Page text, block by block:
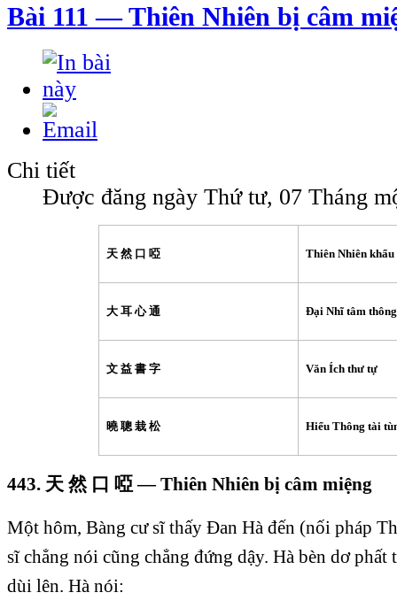
Bài 111 — Thiên Nhiên bị câm
Chi tiết
Được đăng ngày Thứ tư, 07 Tháng
天 然 口 啞 Thiên Nhiên khẩu
大 耳 心 通 Ðại Nhĩ tâm thông
文 益 書 字 Văn Ích thư tự
曉 聰 栽 松 Hiểu Thông tài
443. 天 然 口 啞 — Thiên Nhiên bị câm miệng
Một hôm, Bàng cư sĩ thấy Ðan Hà đến (nối pháp
sĩ chẳng nói cũng chẳng đứng dậy. Hà bèn dơ
dùi lên. Hà nói: